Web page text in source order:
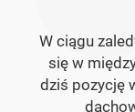
W ciągu
się w
dziś pozycję